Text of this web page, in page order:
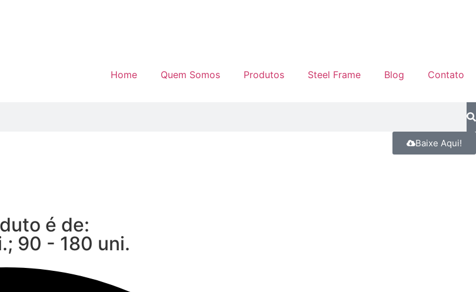
Home Quem Somos Produtos Steel Frame Blog Contato
Baixe Aqui!
é de:
90 - 180 uni.